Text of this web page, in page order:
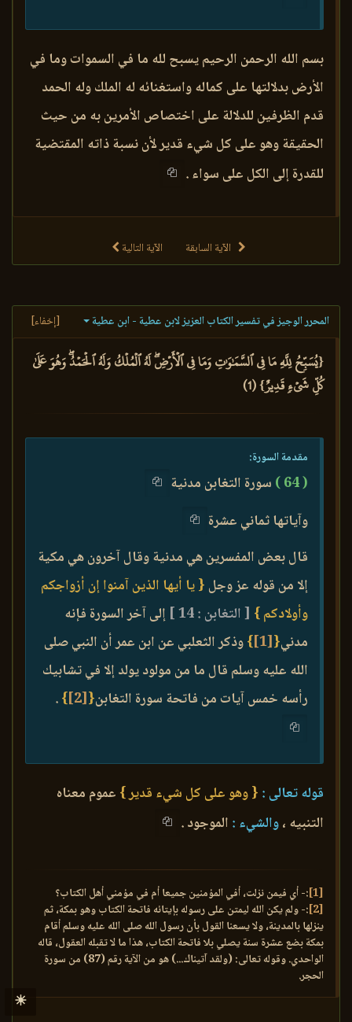
بسم الله الرحمن الرحيم يسبح لله ما في السموات وما في
الأرض بدلالتها على كماله واستغنائه له الملك وله الحمد
قدم الظرفين للدلالة على اختصاص الأمرين به من حيث
الحقيقة وهو على كل شيء قدير لأن نسبة ذاته المقتضية
للقدرة إلى الكل على سواء .
الآية السابقة الآية التالية
المحرر الوجيز في تفسير الكتاب العزيز لابن عطية - ابن عطية [إخفاء]
{يُسَبِّحُ لِلَّهِ مَا فِي ٱلسَّمَٰوَٰتِ وَمَا فِي ٱلۡأَرۡضِۖ لَهُ ٱلۡمُلۡكُ وَلَهُ ٱلۡحَمۡدُۖ وَهُوَ عَلَىٰ
كُلِّ شَيۡءٖ قَدِيرٌ} (1)
مقدمة السورة:
( 64 )
سورة التغابن مدنية
وآياتها ثماني عشرة
قال بعض المفسرين هي مدنية وقال آخرون هي مكية
إلا من قوله عز وجل { يا أيها الذين آمنوا إن أزواجكم
وأولادكم } [ التغابن : 14 ]
إلى آخر السورة فإنه
مدني{
[1]
}وذكر الثعلبي عن ابن عمر أن النبي صلى
الله عليه وسلم قال ما من مولود يولد إلا في تشابيك
رأسه خمس آيات من فاتحة سورة التغابن{
[2]
}
.
قوله تعالى : { وهو على كل شيء قدير } عموم معناه
التنبيه ،والشيء : الموجود .
[1] :- أي فيمن نزلت، أفي المؤمنين جميعا أم في مؤمني أهل الكتاب؟
[2] :- ولم يكن الله ليمتن على رسوله بإيتائه فاتحة الكتاب وهو بمكة، ثم
ينزلها بالمدينة، ولا يسعنا القول بأن رسول الله صلى الله عليه وسلم أقام
بمكة بضع عشرة سنة يصلي بلا فاتحة الكتاب، هذا ما لا تقبله العقول، قاله
الواحدي. وقوله تعالى: (ولقد آتيناك...) هو من الآية رقم (87) من سورة
الحجر.
☀